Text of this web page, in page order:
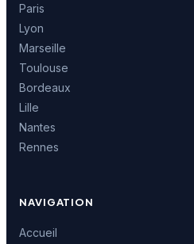
Paris
Lyon
Marseille
Toulouse
Bordeaux
Lille
Nantes
Rennes
NAVIGATION
Accueil